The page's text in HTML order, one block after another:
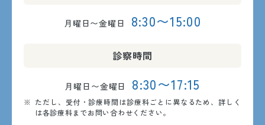
月曜日〜金曜日 8:30〜15:00
診察時間
月曜日〜金曜日 8:30〜17:15
ただし、受付・診療時間は診療科ごとに異なるため、詳しく
は各診療科までお問い合わせください。